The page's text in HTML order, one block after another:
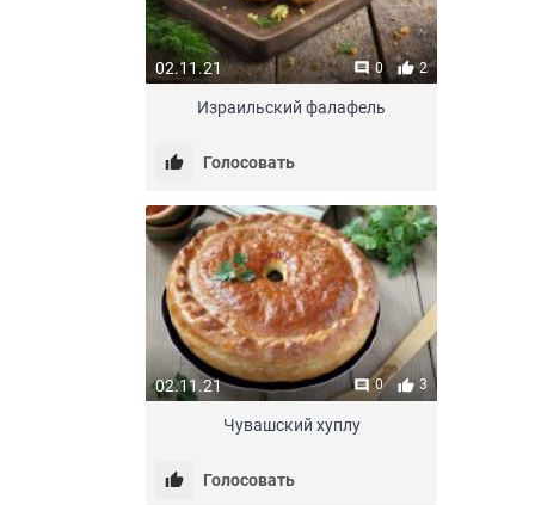
02.11.21 0 2
Израильский фалафель
Голосовать
02.11.21 0 3
Чувашский хуплу
Голосовать